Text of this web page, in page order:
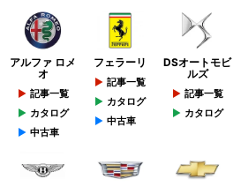
アルファ ロメ
オ
記事一覧
カタログ
中古車
フェラーリ
記事一覧
カタログ
中古車
DSオートモビ
ルズ
記事一覧
カタログ